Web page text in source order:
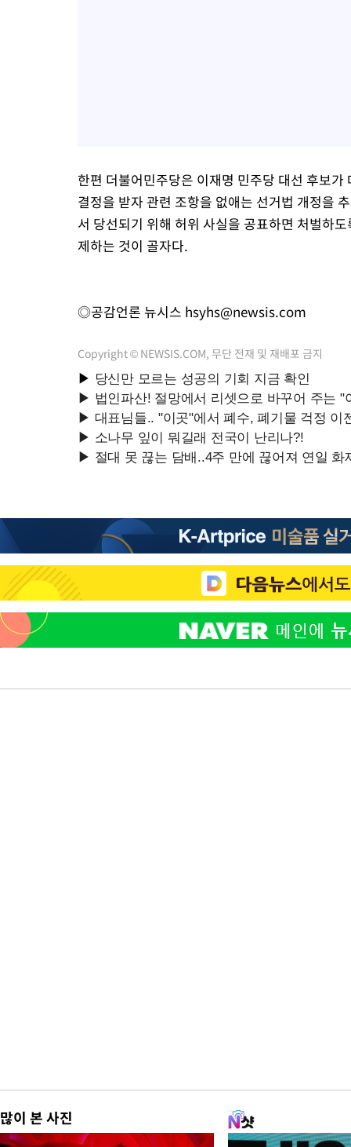
한편 더불어민주당은 이재명 민주당 대선 후보
결정을 받자 관련 조항을 없애는 선거법 개정을
서 당선되기 위해 허위 사실을 공표하면 처벌하
제하는 것이 골자다.
◎공감언론 뉴시스 hsyhs@newsis.com
Copyright © NEWSIS.COM, 무단 전재 및 재배포 금지
많이 본 사진